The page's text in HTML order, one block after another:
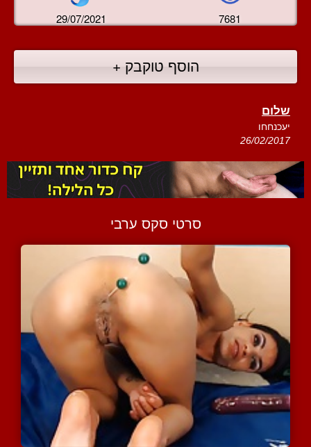
29/07/2021 7681
הוסף טוקבק +
שלום
יעכנחחו
26/02/2017
סרטי סקס ערבי